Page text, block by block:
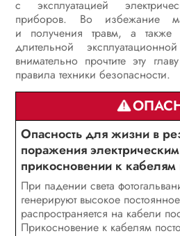
с эксплуатацией
приборов. Во избежание
и получения травм, а также
длительной
внимательно прочтите эту
правила техники безопасности.
Опасность для жизни в
поражения
прикосновении к кабелям
При падении света
генерируют высокое
распространяется на кабели
Прикосновение к кабелям
Ввод в
Управление
Обесточивание
Очистка изделия
Поиск ошибок
Вывод инвертора
Порядок действий
устройства на